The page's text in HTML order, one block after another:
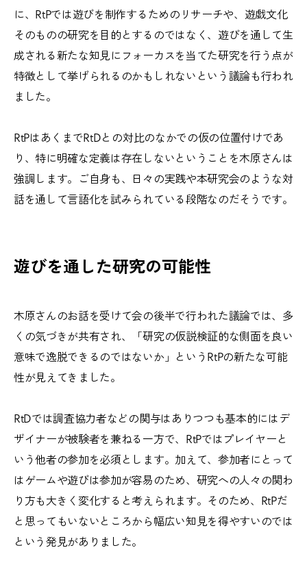
に、RtPでは遊びを制作するためのリサーチや、遊戯文化
そのものの研究を目的とするのではなく、遊びを通して生
成される新たな知見にフォーカスを当てた研究を行う点が
特徴として挙げられるのかもしれないという議論も行われ
ました。
RtPはあくまでRtDとの対比のなかでの仮の位置付けであ
り、特に明確な定義は存在しないということを木原さんは
強調します。ご自身も、日々の実践や本研究会のような対
話を通して言語化を試みられている段階なのだそうです。
遊びを通した研究の可能性
木原さんのお話を受けて会の後半で行われた議論では、多
くの気づきが共有され、「研究の仮説検証的な側面を良い
意味で逸脱できるのではないか」というRtPの新たな可能
性が見えてきました。
RtDでは調査協力者などの関与はありつつも基本的にはデ
ザイナーが被験者を兼ねる一方で、RtPではプレイヤーと
いう他者の参加を必須とします。加えて、参加者にとって
はゲームや遊びは参加が容易のため、研究への人々の関わ
り方も大きく変化すると考えられます。そのため、RtPだ
と思ってもいないところから幅広い知見を得やすいのでは
という発見がありました。